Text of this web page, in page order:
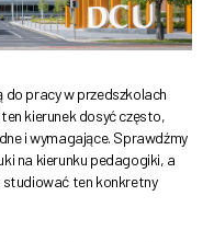
pracy w przedszkolach
kierunek dosyć często,
i wymagające. Sprawdźmy
na kierunku pedagogiki, a
studiować ten konkretny